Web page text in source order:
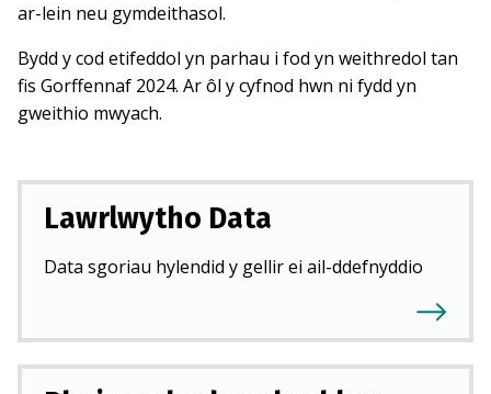
ar-lein neu gymdeithasol.
Bydd y cod etifeddol yn parhau i fod yn weithredol tan
fis Gorffennaf 2024. Ar ôl y cyfnod hwn ni fydd yn
gweithio mwyach.
Lawrlwytho Data
Data sgoriau hylendid y gellir ei ail-ddefnyddio